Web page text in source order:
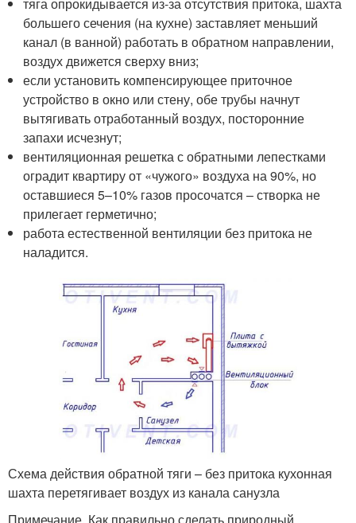
тяга опрокидывается из-за отсутствия притока, шахта
большего сечения (на кухне) заставляет меньший
канал (в ванной) работать в обратном направлении,
воздух движется сверху вниз;
если установить компенсирующее приточное
устройство в окно или стену, обе трубы начнут
вытягивать отработанный воздух, посторонние
запахи исчезнут;
вентиляционная решетка с обратными лепестками
оградит квартиру от «чужого» воздуха на 90%, но
оставшиеся 5–10% газов просочатся – створка не
прилегает герметично;
работа естественной вентиляции без притока не
наладится.
Схема действия обратной тяги – без притока кухонная
шахта перетягивает воздух из канала санузла
Примечание. Как правильно сделать природный